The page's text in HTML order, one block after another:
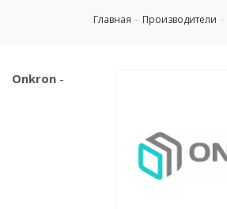
Главная - Производители -
Onkron -